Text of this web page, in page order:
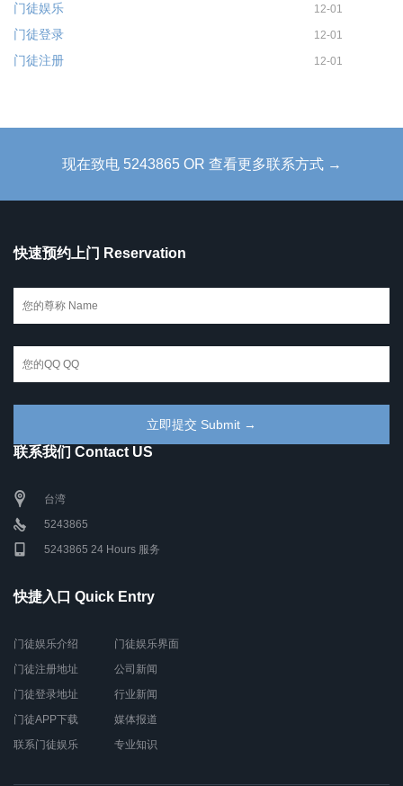
门徒娱乐 12-01
门徒登录 12-01
门徒注册 12-01
现在致电 5243865 OR 查看更多联系方式 →
快速预约上门 Reservation
联系我们 Contact US
台湾
5243865
5243865 24 Hours 服务
快捷入口 Quick Entry
门徒娱乐介绍
门徒注册地址
门徒登录地址
门徒APP下载
联系门徒娱乐
门徒娱乐界面
公司新闻
行业新闻
媒体报道
专业知识